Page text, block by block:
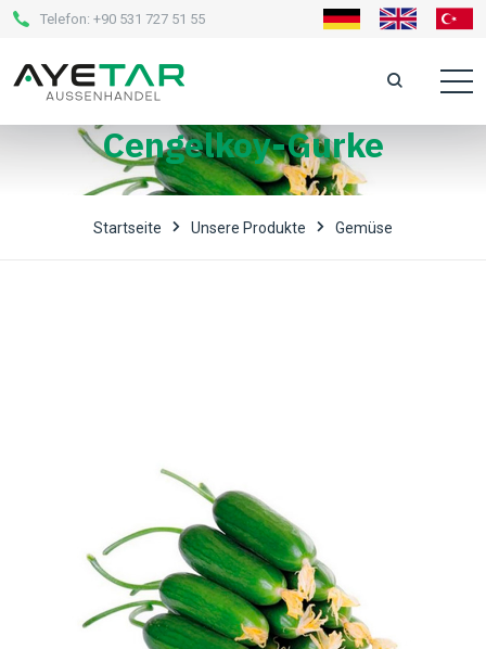
Telefon: +90 531 727 51 55
Cengelkoy-Gurke
Startseite Unsere Produkte Gemüse